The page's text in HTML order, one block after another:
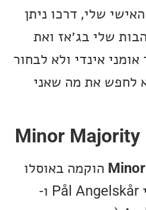
דרכו ניתן
ואת
ולא לבחור
מה שאני
Minor
באוסלו
בשנת 2000 בידי Pål Angelskår ו-